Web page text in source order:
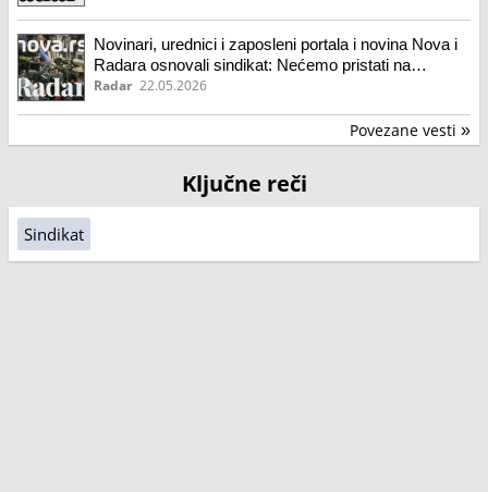
Novinari, urednici i zaposleni portala i novina Nova i
Radara osnovali sindikat: Nećemo pristati na
cenzuru, odupiraćemo se pritiscima
Radar 22.05.2026
Povezane vesti »
Ključne reči
Sindikat